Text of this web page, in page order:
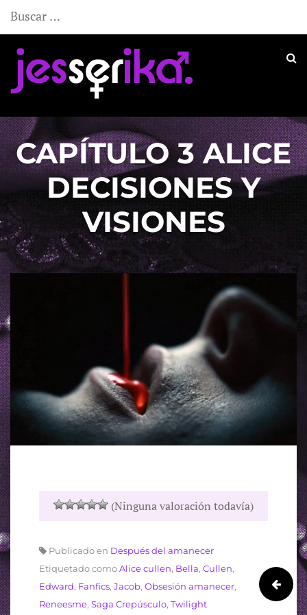
CAPÍTULO 3 ALICE
DECISIONES Y
VISIONES
(Ninguna valoración todavía)
Publicado en Después del amanecer
Etiquetado comoAlice cullen, Bella, Cullen,
Edward, Fanfics, Jacob, Obsesión amanecer,
Reneesme, Saga Crepúsculo, Twilight